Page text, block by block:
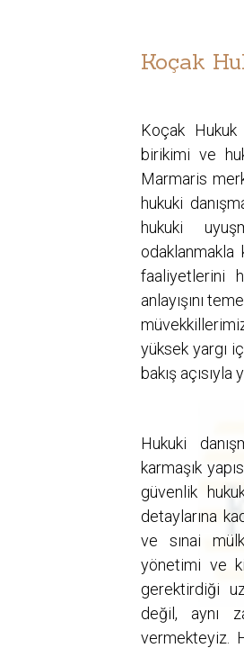
Koçak
Koçak
birikimi ve
Marmaris
hukuki
hukuki
faaliyetlerini
anlayışını
yüksek yargı
bakış
Hukuki
karmaşık
güvenlik
detaylarına
ve sınai
yönetimi ve
gerektirdiği
değil, aynı
vermekteyiz.